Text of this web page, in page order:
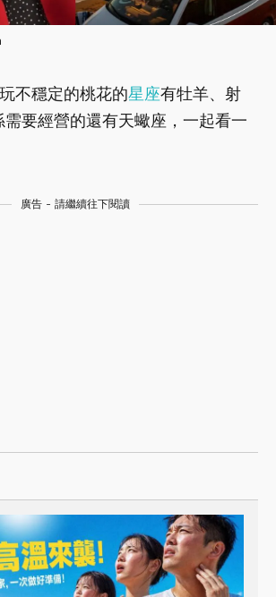
不穩定的桃花的星座有牡羊、射
要經營的還有天蠍座，一起看一
廣告 - 請繼續往下閱讀